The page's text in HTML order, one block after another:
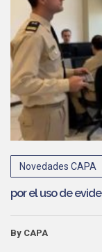
Novedades CAPA
por el uso de
By CAPA